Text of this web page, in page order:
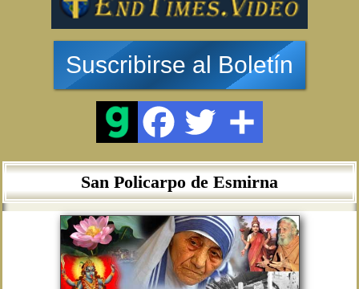
Suscribirse al Boletín
San Policarpo de Esmirna